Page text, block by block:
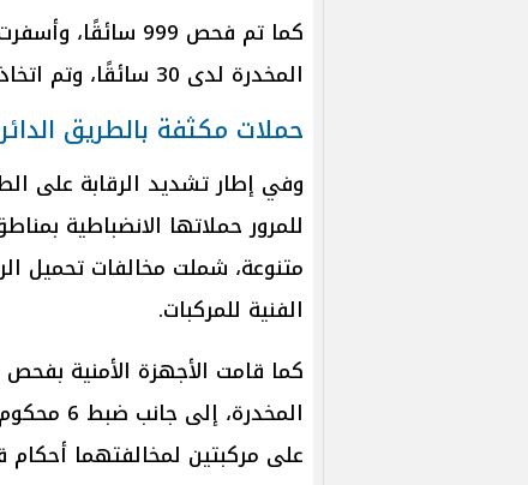
كما تم فحص 999
المخدرة لدى 30 سائقًا، وتم اتخاذ الإجراءات القانونية اللازمة بحقهم.
حملات مكثفة بالطريق
وفي إطار تشديد الرقابة على
متنوعة، شملت مخالفات تحميل
الفنية للمركبات.
على مركبتين لمخالفتهما أحكام